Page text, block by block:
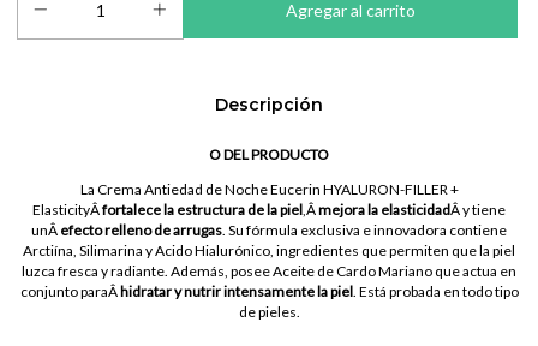
Descripción
O DEL PRODUCTO
La Crema Antiedad de Noche Eucerin HYALURON-FILLER +
ElasticityÂfortalece la estructura de la piel Âmejora la elasticidadÂy tiene
unÂ efecto relleno de arrugas . Su fórmula exclusiva e innovadora contiene
Arctiína, Silimarina y Acido Hialurónico, ingredientes que permiten que la piel
luzca fresca y radiante. Además, posee Aceite de Cardo Mariano que actua en
conjunto paraÂhidratar y nutrir intensamente la piel. Está probada en todo tipo
de pieles.